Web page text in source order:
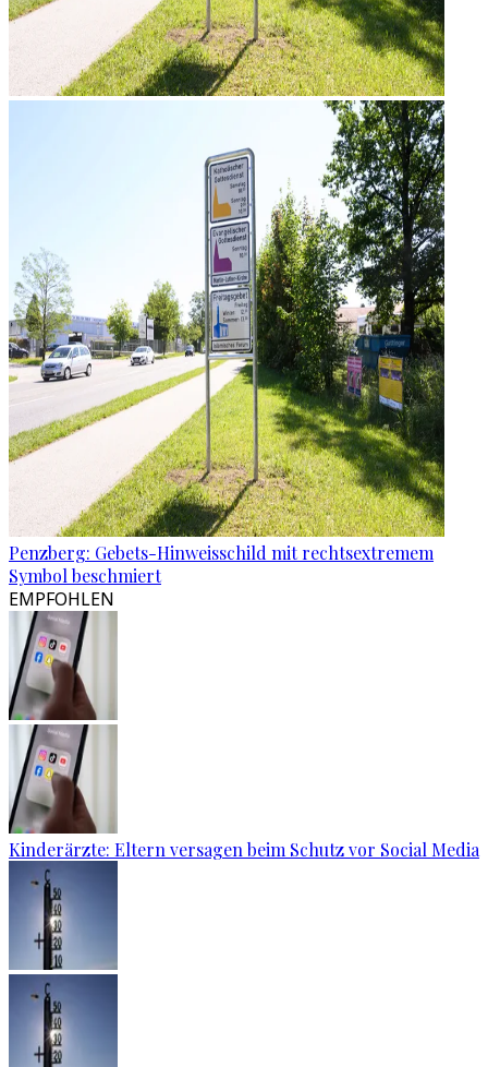
Penzberg: Gebets-Hinweisschild mit rechtsextremem
Symbol beschmiert
EMPFOHLEN
Kinderärzte: Eltern versagen beim Schutz vor Social Media